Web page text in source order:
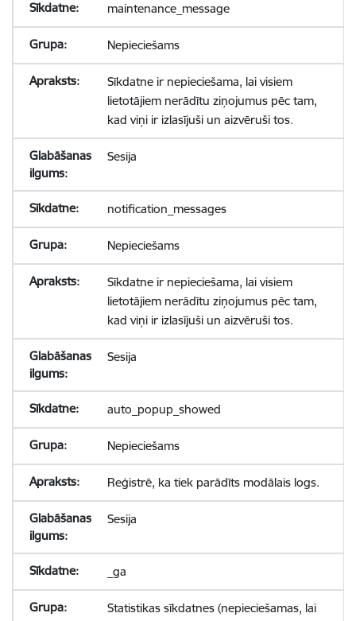
maintenance_message
Nepieciešams
Sīkdatne ir nepieciešama, lai visiem
lietotājiem nerādītu ziņojumus pēc tam,
kad viņi ir izlasījuši un aizvēruši tos.
Sesija
notification_messages
Nepieciešams
Sīkdatne ir nepieciešama, lai visiem
lietotājiem nerādītu ziņojumus pēc tam,
kad viņi ir izlasījuši un aizvēruši tos.
Sesija
auto_popup_showed
Nepieciešams
Reģistrē, ka tiek parādīts modālais logs.
Sesija
_ga
Statistikas sīkdatnes (nepieciešamas, lai